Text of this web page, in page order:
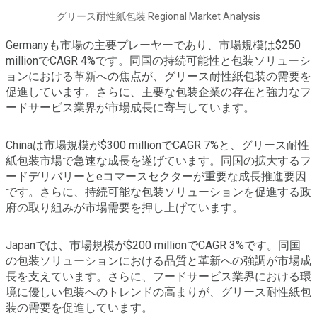
グリース耐性紙包装 Regional Market Analysis
Germanyも市場の主要プレーヤーであり、市場規模は$250
millionでCAGR 4%です。同国の持続可能性と包装ソリューシ
ョンにおける革新への焦点が、グリース耐性紙包装の需要を
促進しています。さらに、主要な包装企業の存在と強力なフ
ードサービス業界が市場成長に寄与しています。
Chinaは市場規模が$300 millionでCAGR 7%と、グリース耐性
紙包装市場で急速な成長を遂げています。同国の拡大するフ
ードデリバリーとeコマースセクターが重要な成長推進要因
です。さらに、持続可能な包装ソリューションを促進する政
府の取り組みが市場需要を押し上げています。
Japanでは、市場規模が$200 millionでCAGR 3%です。同国
の包装ソリューションにおける品質と革新への強調が市場成
長を支えています。さらに、フードサービス業界における環
境に優しい包装へのトレンドの高まりが、グリース耐性紙包
装の需要を促進しています。